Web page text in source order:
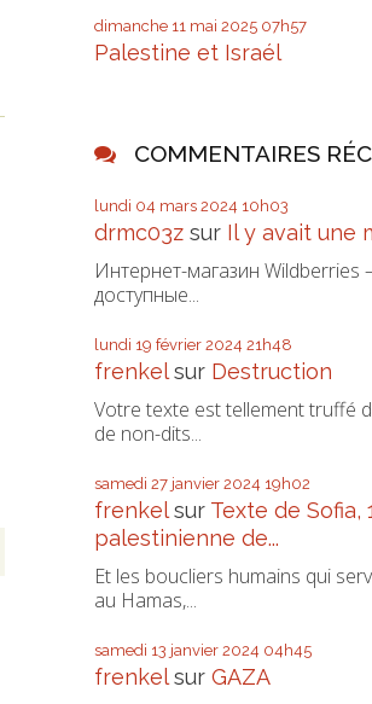
dimanche 11 mai 2025 07h57
Palestine et Israél
COMMENTAIRES
lundi 04 mars 2024 10h03
drmc03z sur Il y avait une
Интернет-магазин Wildberries
доступные...
lundi 19 février 2024 21h48
frenkelsur Destruction
Votre texte est tellement truffé
de non-dits...
samedi 27 janvier 2024 19h02
frenkelsur Texte de Sofia,
palestinienne de...
Et les boucliers humains qui
au Hamas,...
samedi 13 janvier 2024 04h45
frenkelsurGAZA